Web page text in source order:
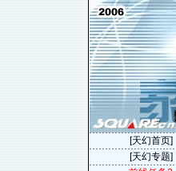
[天幻首页]
[天幻专题]